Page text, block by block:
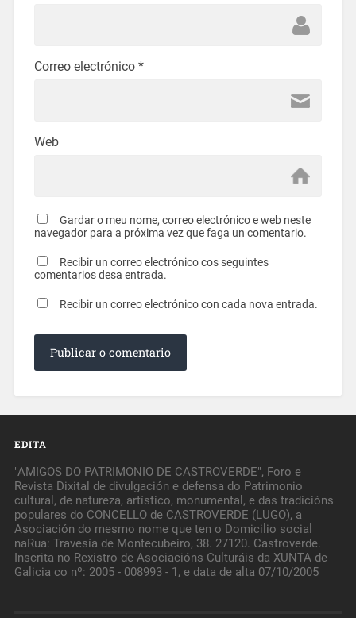
Correo electrónico *
Web
Gardar o meu nome, correo electrónico e web neste
navegador para a próxima vez que faga un comentario.
Recibir un correo electrónico cos seguintes
comentarios desa entrada.
Recibir un correo electrónico con cada nova entrada.
EDITA
"AMIGOS DO PATRIMONIO DE CASTROVERDE", Foro e
Revista Dixital de divulgación e defensa do Patrimonio
cultural, de natureza, artístico, monumental, e das tradicións
populares do CONCELLO de CASTROVERDE (LUGO), a
Asociación do mesmo nome que ten o Domicilio social
naRua: Travesía de Montecubeiro, 38. 27120. Castroverde.
Inscrita no Rexistro de Asociacións Culturáis da XUNTA de
Galicia co nº: 2005 - 008993 - 1, e data de alta 07/10/2005